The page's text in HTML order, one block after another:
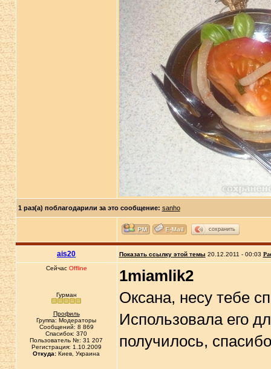
1 раз(а) поблагодарили за это сообщение: sanho
сохранить
ais20 Показать ссылку этой темы 20.12.2011 - 00:03
Сейчас Offline
Гурман
Профиль
Группа: Модераторы
Сообщений: 8 869
Спасибок: 370
Пользователь №: 31 207
Регистрация: 1.10.2009
Откуда: Киев, Украина
1miamlik2
Оксана, несу тебе
Использовала его
получилось,